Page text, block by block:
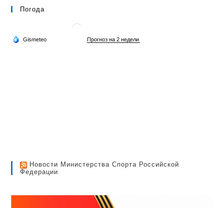
Погода
Новости Министерства Спорта Российской
Федерации